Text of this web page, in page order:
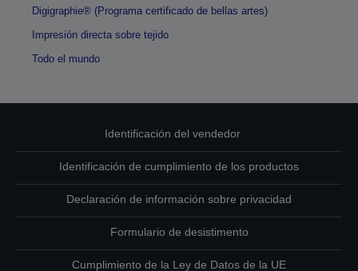
Digigraphie® (Programa certificado de bellas artes)
Impresión directa sobre tejido
Todo el mundo
Identificación del vendedor
Identificación de cumplimiento de los productos
Declaración de información sobre privacidad
Formulario de desistimento
Cumplimiento de la Ley de Datos de la UE